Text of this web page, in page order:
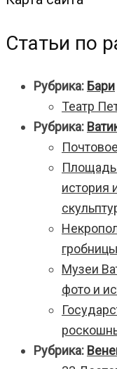
Статьи по
Рубрика: Бари
Театр
Рубрика:
Площадь
история
Музеи
фото и
Рубрика: